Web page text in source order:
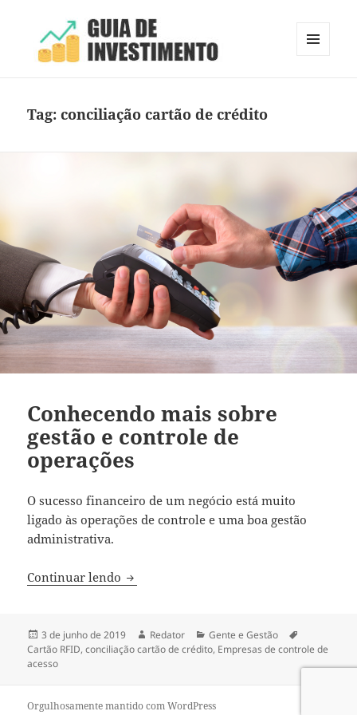
Tag:conciliação cartão de crédito
Conhecendo mais sobre
gestão e controle de
operações
O sucesso financeiro de um negócio está muito
ligado às operações de controle e uma boa gestão
administrativa.
Continuar lendo Conhecendo mais sobre gestão e
Publicado
em
3 de junho de 2019 Autor
Redator Categorias
Gente e Gestão
Cartão RFID,conciliação cartão de crédito, Empresas de controle de
acesso
Orgulhosamente mantido com WordPress